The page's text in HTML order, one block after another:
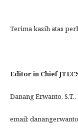
Terima kasih atas
Editor in Chief
Danang Erwanto, S.T.,
email: